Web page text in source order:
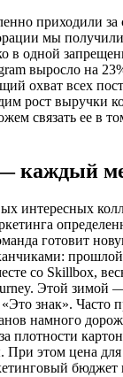
приходили за
мы
в одной
выросло на
охват всех
рост выручки
связать ее в
каждый
интересных
готовит
со Skillbox,
Этой зимой
знак». Часто
намного
плотности
При этом цена для
бюджет